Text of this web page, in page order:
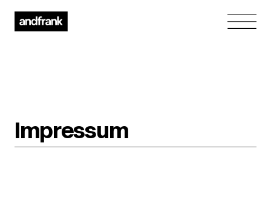
Impressum